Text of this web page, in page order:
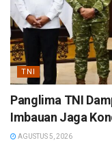
TNI
Panglima TNI
Imbauan Jaga
AGUSTUS 5, 2026